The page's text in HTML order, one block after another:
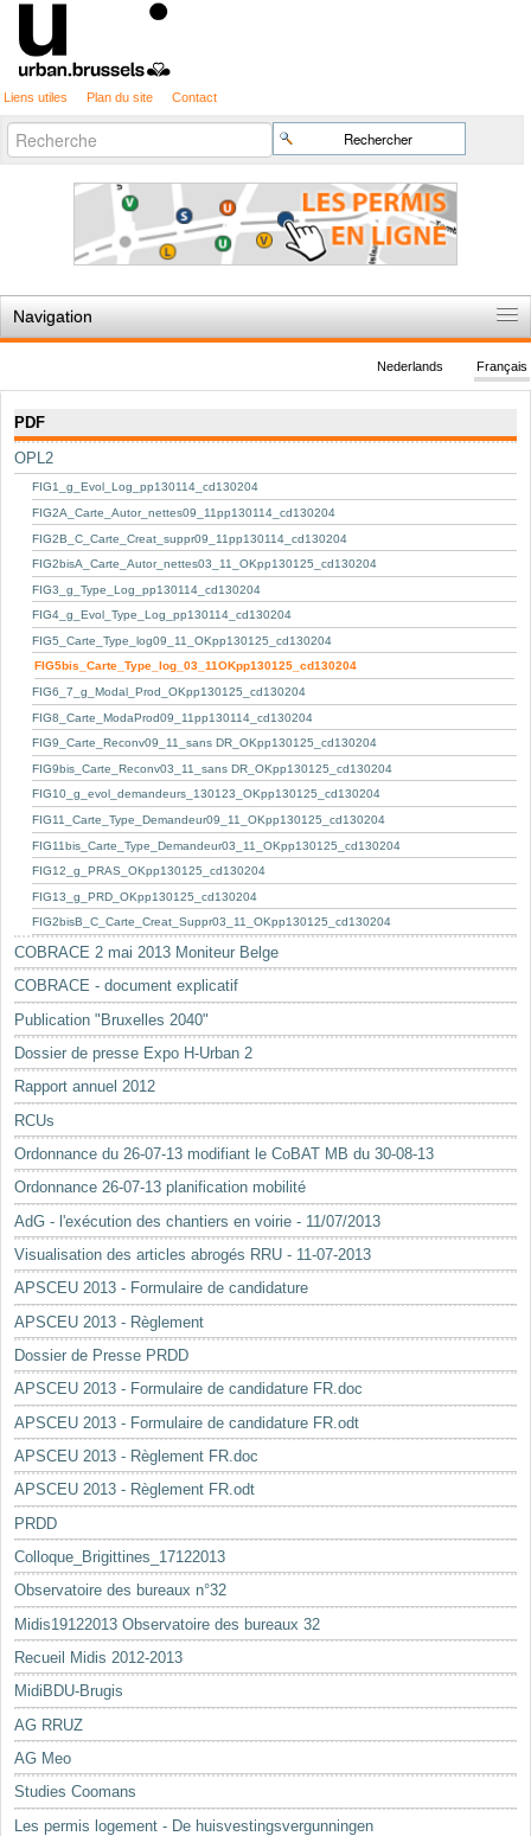
Liens utiles Plan du site Contact
Chercher par
Recherche
avancée…
Navigation
Règles du jeu
Permis d'urbanisme
Cartographie
Etudes et publications
Mots-clés
Renseignements urbanistiques
Français
Nederlands
PDF
OPL2
FIG1_g_Evol_Log_pp130114_cd130204
FIG2A_Carte_Autor_nettes09_11pp130114_cd130204
FIG2B_C_Carte_Creat_suppr09_11pp130114_cd130204
FIG2bisA_Carte_Autor_nettes03_11_OKpp130125_cd130204
FIG3_g_Type_Log_pp130114_cd130204
FIG4_g_Evol_Type_Log_pp130114_cd130204
FIG5_Carte_Type_log09_11_OKpp130125_cd130204
FIG5bis_Carte_Type_log_03_11OKpp130125_cd130204
FIG6_7_g_Modal_Prod_OKpp130125_cd130204
FIG8_Carte_ModaProd09_11pp130114_cd130204
FIG9_Carte_Reconv09_11_sans DR_OKpp130125_cd130204
FIG9bis_Carte_Reconv03_11_sans DR_OKpp130125_cd130204
FIG10_g_evol_demandeurs_130123_OKpp130125_cd130204
FIG11_Carte_Type_Demandeur09_11_OKpp130125_cd130204
FIG11bis_Carte_Type_Demandeur03_11_OKpp130125_cd130204
FIG12_g_PRAS_OKpp130125_cd130204
FIG13_g_PRD_OKpp130125_cd130204
FIG2bisB_C_Carte_Creat_Suppr03_11_OKpp130125_cd130204
COBRACE 2 mai 2013 Moniteur Belge
COBRACE - document explicatif
Publication "Bruxelles 2040"
Dossier de presse Expo H-Urban 2
Rapport annuel 2012
RCUs
Ordonnance du 26-07-13 modifiant le CoBAT MB du 30-08-13
Ordonnance 26-07-13 planification mobilité
AdG - l'exécution des chantiers en voirie - 11/07/2013
Visualisation des articles abrogés RRU - 11-07-2013
APSCEU 2013 - Formulaire de candidature
APSCEU 2013 - Règlement
Dossier de Presse PRDD
APSCEU 2013 - Formulaire de candidature FR.doc
APSCEU 2013 - Formulaire de candidature FR.odt
APSCEU 2013 - Règlement FR.doc
APSCEU 2013 - Règlement FR.odt
PRDD
Colloque_Brigittines_17122013
Observatoire des bureaux n°32
Midis19122013 Observatoire des bureaux 32
Recueil Midis 2012-2013
MidiBDU-Brugis
AG RRUZ
AG Meo
Studies Coomans
Les permis logement - De huisvestingsvergunningen